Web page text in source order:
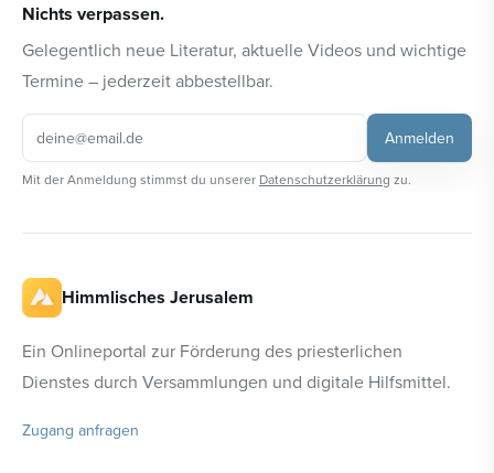
Nichts verpassen.
Gelegentlich neue Literatur, aktuelle Videos und wichtige
Termine – jederzeit abbestellbar.
Anmelden
Mit der Anmeldung stimmst du unserer Datenschutzerklärung zu.
Himmlisches Jerusalem
Ein Onlineportal zur Förderung des priesterlichen
Dienstes durch Versammlungen und digitale Hilfsmittel.
Zugang anfragen